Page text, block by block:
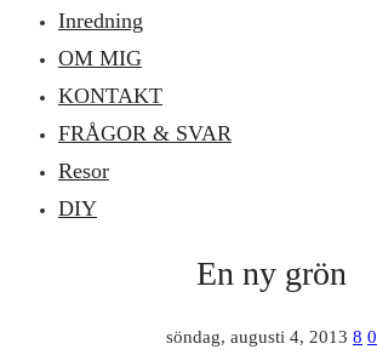
Inredning
OM MIG
KONTAKT
FRÅGOR & SVAR
Resor
DIY
En ny grön
söndag, augusti 4, 2013 8 0